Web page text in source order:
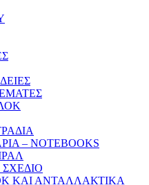
– NOTEBOOKS
ΚΑΙ ΑΝΤΑΛΛΑΚΤΙΚΑ